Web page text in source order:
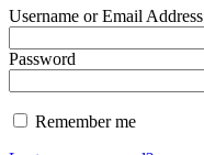
Username or Email Address
Password
Remember me